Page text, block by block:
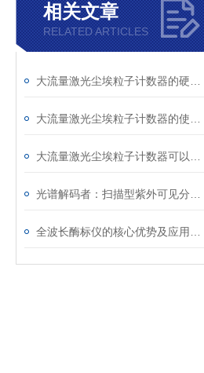
相关文章
RELATED ARTICLES